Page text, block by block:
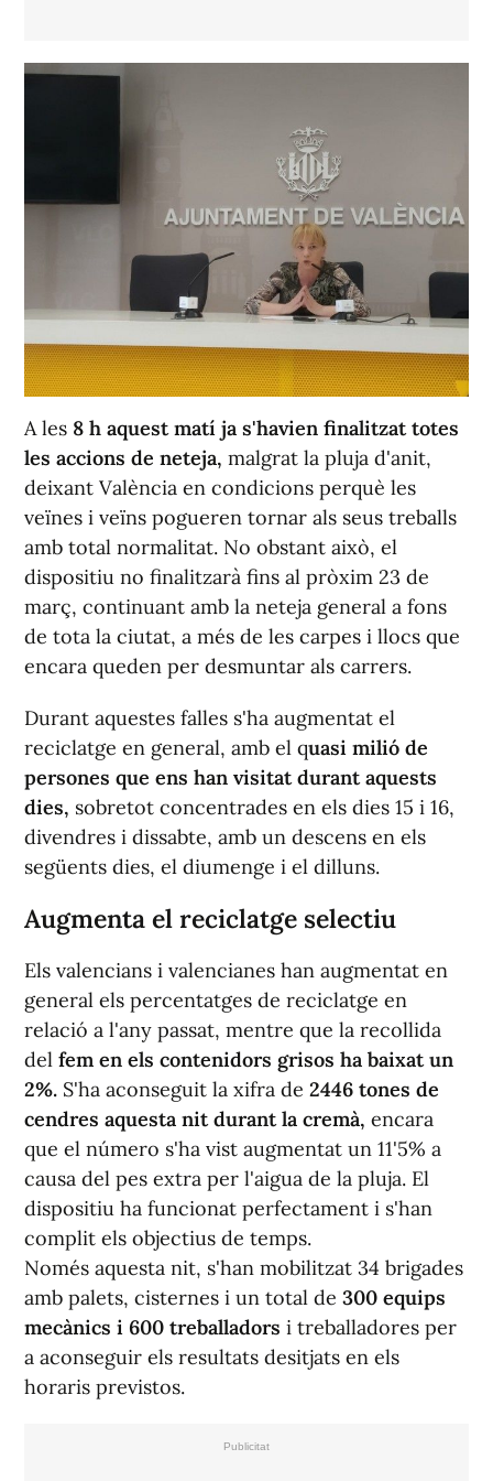
A les 8 h aquest matí ja s'havien finalitzat totes
les accions de neteja, malgrat la pluja d'anit,
deixant València en condicions perquè les
veïnes i veïns pogueren tornar als seus treballs
amb total normalitat. No obstant això, el
dispositiu no finalitzarà fins al pròxim 23 de
març, continuant amb la neteja general a fons
de tota la ciutat, a més de les carpes i llocs que
encara queden per desmuntar als carrers.
Durant aquestes falles s'ha augmentat el
reciclatge en general, amb el quasi milió de
persones que ens han visitat durant aquests
dies, sobretot concentrades en els dies 15 i 16,
divendres i dissabte, amb un descens en els
següents dies, el diumenge i el dilluns.
Augmenta el reciclatge selectiu
Els valencians i valencianes han augmentat en
general els percentatges de reciclatge en
relació a l'any passat, mentre que la recollida
del fem en els contenidors grisos ha baixat un
2%. S'ha aconseguit la xifra de 2446 tones de
cendres aquesta nit durant la cremà, encara
que el número s'ha vist augmentat un 11'5% a
causa del pes extra per l'aigua de la pluja. El
dispositiu ha funcionat perfectament i s'han
complit els objectius de temps.
Només aquesta nit, s'han mobilitzat 34 brigades
amb palets, cisternes i un total de 300 equips
mecànics i 600 treballadors i treballadores per
a aconseguir els resultats desitjats en els
horaris previstos.